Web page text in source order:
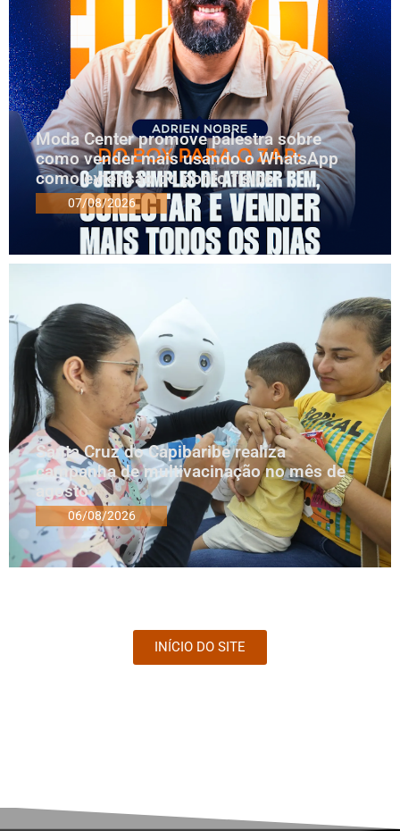
Moda Center promove palestra sobre
como vender mais usando o WhatsApp
como extensão do ponto físico
07/08/2026
Santa Cruz do Capibaribe realiza
campanha de multivacinação no mês de
agosto
06/08/2026
INÍCIO DO SITE